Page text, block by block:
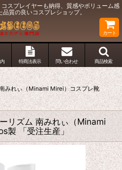
スプレイヤーも納得、質感やボリューム感
質の良いコスプレショップ。
カート
特商法表示 問い合わせ 商品検索
みれぃ（Minami Mirei）コスプレ靴
リズム 南みれぃ（Minami
製 「受注生産」